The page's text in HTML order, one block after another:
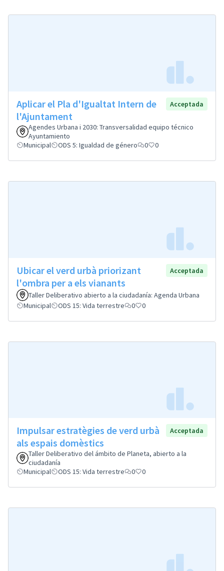
Aplicar el Pla d'Igualtat Intern de
l'Ajuntament
Acceptada
Agendes Urbana i 2030: Transversalidad equipo técnico
Ayuntamiento
Municipal
ODS 5: Igualdad de género 0 0
Ubicar el verd urbà priorizant
l'ombra per a els vianants
Acceptada
Taller Deliberativo abierto a la ciudadanía: Agenda Urbana
Municipal
ODS 15: Vida terrestre 0 0
Impulsar estratègies de verd urbà
als espais domèstics
Acceptada
Taller Deliberativo del ámbito de Planeta, abierto a la
ciudadanía
Municipal
ODS 15: Vida terrestre 0 0